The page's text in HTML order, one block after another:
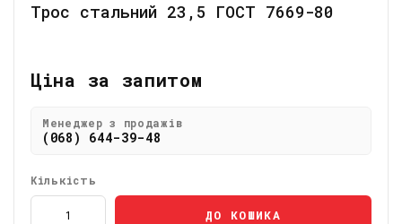
Трос стальний 23,5 ГОСТ 7669-80
Ціна за запитом
Менеджер з продажів
(068) 644-39-48
Кількість
ДО КОШИКА